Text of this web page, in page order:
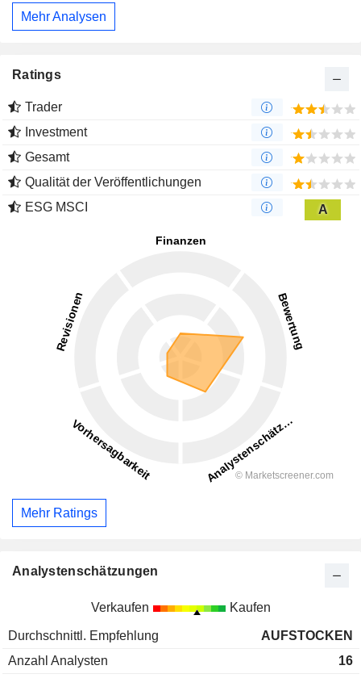
Mehr Analysen
Ratings
Trader
Investment
Gesamt
Qualität der Veröffentlichungen
ESG MSCI
A
Mehr Ratings
Analystenschätzungen
Verkaufen Kaufen
Durchschnittl. Empfehlung
AUFSTOCKEN
Anzahl Analysten
16